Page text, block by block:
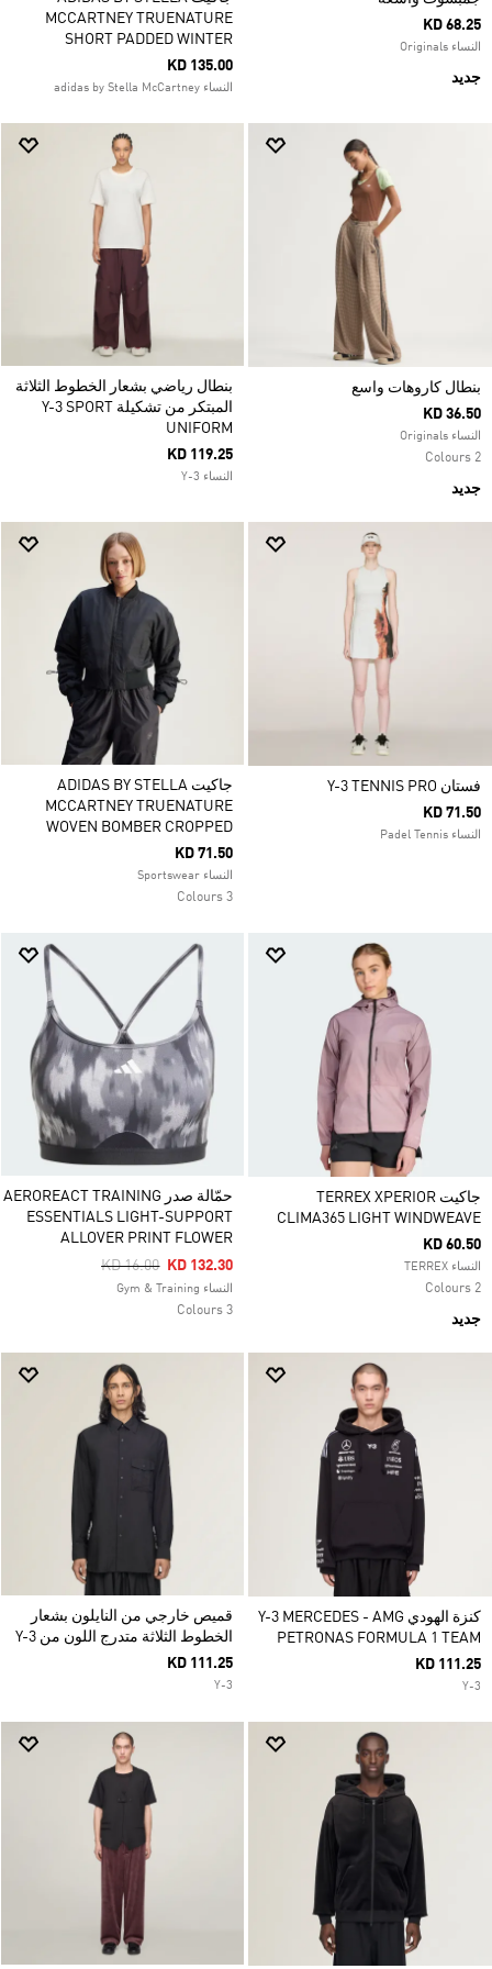
KD 68.25
النساء Originals
جديد
MCCARTNEY TRUENATURE
SHORT PADDED WINTER
KD 135.00
النساء adidas by Stella McCartney
بنطال كاروهات واسع
KD 36.50
النساء Originals
2 Colours
جديد
بنطال رياضي بشعار الخطوط الثلاثة
المبتكر من تشكيلة Y-3 SPORT
UNIFORM
KD 119.25
النساء Y-3
فستان Y-3 TENNIS PRO
KD 71.50
النساء Padel Tennis
جاكيت ADIDAS BY STELLA
MCCARTNEY TRUENATURE
WOVEN BOMBER CROPPED
KD 71.50
النساء Sportswear
3 Colours
جاكيت TERREX XPERIOR
CLIMA365 LIGHT WINDWEAVE
KD 60.50
النساء TERREX
2 Colours
جديد
حمّالة صدر AEROREACT TRAINING
ESSENTIALS LIGHT-SUPPORT
ALLOVER PRINT FLOWER
Price Reduced From
KD 16.00ToKD 132.30
النساء Gym & Training
3 Colours
كنزة الهودي Y-3 MERCEDES - AMG
PETRONAS FORMULA 1 TEAM
KD 111.25
Y-3
قميص خارجي من النايلون بشعار
الخطوط الثلاثة متدرج اللون من Y-3
KD 111.25
Y-3